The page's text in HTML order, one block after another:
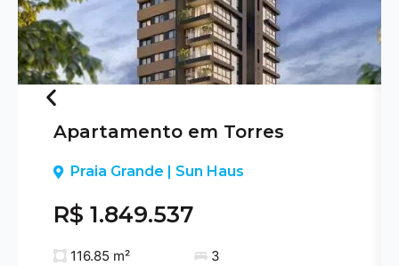
Previous
Apartamento em Torres
Praia Grande | Sun Haus
R$ 1.849.537
116.85 m²
3